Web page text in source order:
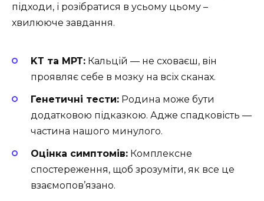
підходи, і розібратися в усьому цьому –
хвилююче завдання.
KТ та МРТ: Кальцій — не сховаєш, він
проявляє себе в мозку на всіх сканах.
Генетичні тести: Родина може бути
додатковою підказкою. Адже спадковість —
частина нашого минулого.
Оцінка симптомів: Комплексне
спостереження, щоб зрозуміти, як все це
взаємопов’язано.